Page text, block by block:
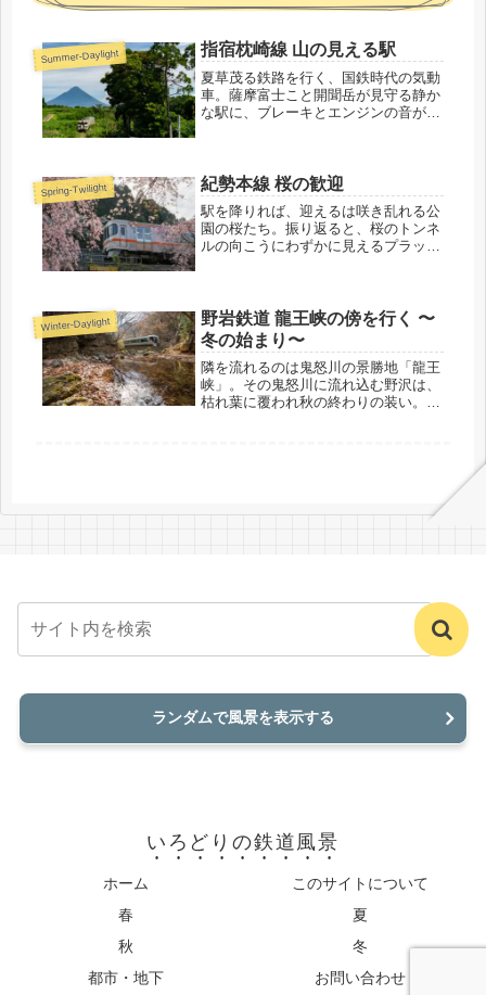
Summer-Daylight 指宿枕崎線 山の見える駅
夏草茂る鉄路を行く、国鉄時代の気動
車。薩摩富士こと開聞岳が見守る静か
な駅に、ブレーキとエンジンの音が響
Spring-Twilight 紀勢本線 桜の歓迎
駅を降りれば、迎えるは咲き乱れる公
園の桜たち。振り返ると、桜のトンネ
ルの向こうにわずかに見えるプラット
Winter-Daylight
野岩鉄道 龍王峡の傍を行く 〜
冬の始まり〜
隣を流れるのは鬼怒川の景勝地「龍王
峡」。その鬼怒川に流れ込む野沢は、
枯れ葉に覆われ秋の終わりの装い。川
ランダムで風景を表示する
いろどりの鉄道風景
ホーム
このサイトについて
春
夏
秋
冬
都市・地下
お問い合わせ